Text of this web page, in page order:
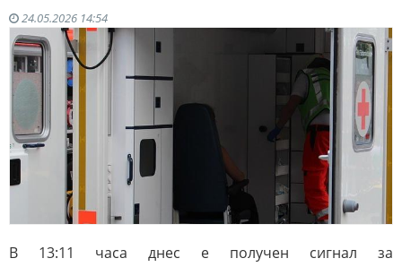
24.05.2026 14:54
В 13:11 часа днес е получен сигнал за